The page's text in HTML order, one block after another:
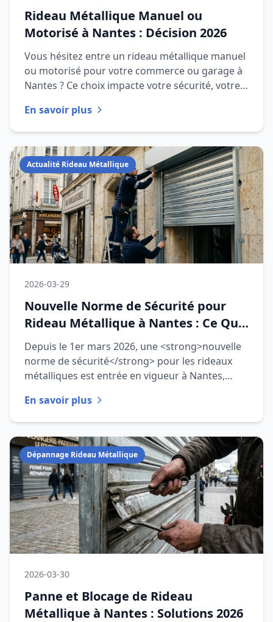
Rideau Métallique Manuel ou
Motorisé à Nantes : Décision 2026
Vous hésitez entre un rideau métallique manuel
ou motorisé pour votre commerce ou garage à
Nantes ? Ce choix impacte votre sécurité, votre
En savoir plus
Actualité Rideau Métallique
2026-03-29
Nouvelle Norme de Sécurité pour
Rideau Métallique à Nantes : Ce Qui
Change en 2026
Depuis le 1er mars 2026, une <strong>nouvelle
norme de sécurité</strong> pour les rideaux
métalliques est entrée en vigueur à Nantes,
En savoir plus
Dépannage Rideau Métallique
2026-03-30
Panne et Blocage de Rideau
Métallique à Nantes : Solutions 2026